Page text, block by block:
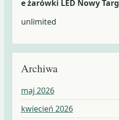
e żarówki LED Nowy Targ
unlimited
Archiwa
maj 2026
kwiecień 2026